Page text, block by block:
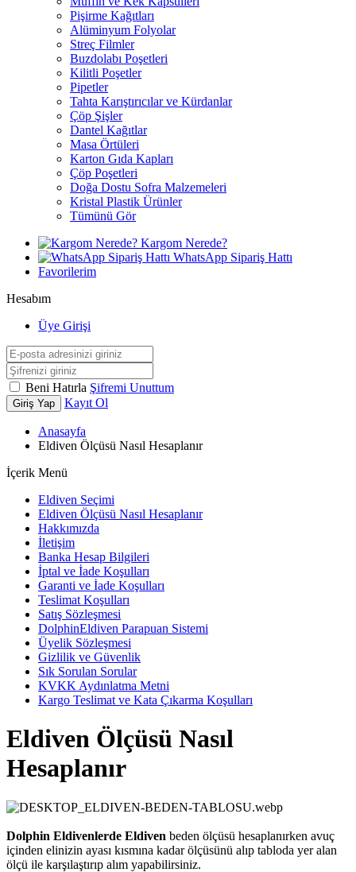
Pişirme Kağıtları
Alüminyum Folyolar
Streç Filmler
Buzdolabı Poşetleri
Kilitli Poşetler
Pipetler
Tahta Karıştırıcılar ve Kürdanlar
Çöp Şişler
Dantel Kağıtlar
Masa Örtüleri
Karton Gıda Kapları
Çöp Poşetleri
Doğa Dostu Sofra Malzemeleri
Kristal Plastik Ürünler
Tümünü Gör
Kargom Nerede?
WhatsApp Sipariş Hattı
Favorilerim
Hesabım
Üye Girişi
Beni Hatırla Şifremi Unuttum
Giriş Yap Kayıt Ol
Anasayfa
Eldiven Ölçüsü Nasıl Hesaplanır
İçerik Menü
Eldiven Seçimi
Eldiven Ölçüsü Nasıl Hesaplanır
Hakkımızda
İletişim
Banka Hesap Bilgileri
İptal ve İade Koşulları
Garanti ve İade Koşulları
Teslimat Koşulları
Satış Sözleşmesi
DolphinEldiven Parapuan Sistemi
Üyelik Sözleşmesi
Gizlilik ve Güvenlik
Sık Sorulan Sorular
KVKK Aydınlatma Metni
Kargo Teslimat ve Kata Çıkarma Koşulları
Eldiven Ölçüsü Nasıl
Hesaplanır
Dolphin Eldivenlerde Eldiven beden ölçüsü hesaplanırken avuç
içinden elinizin ayası kısmına kadar ölçüsünü alıp tabloda yer alan
ölçü ile karşılaştırıp alım yapabilirsiniz.